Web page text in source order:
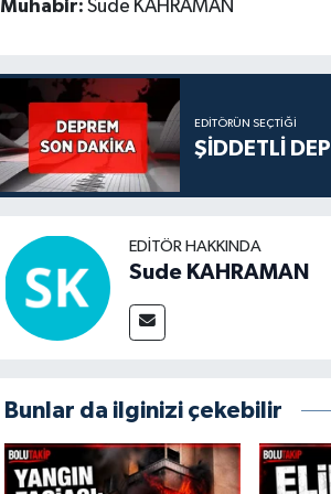
Muhabir: Sude KAHRAMAN
EDITÖRÜN SEÇTIĞI
ŞİDDETLİ
EDITÖR HAKKINDA
Sude KAHRAMAN
Bunlar da ilginizi çekebilir